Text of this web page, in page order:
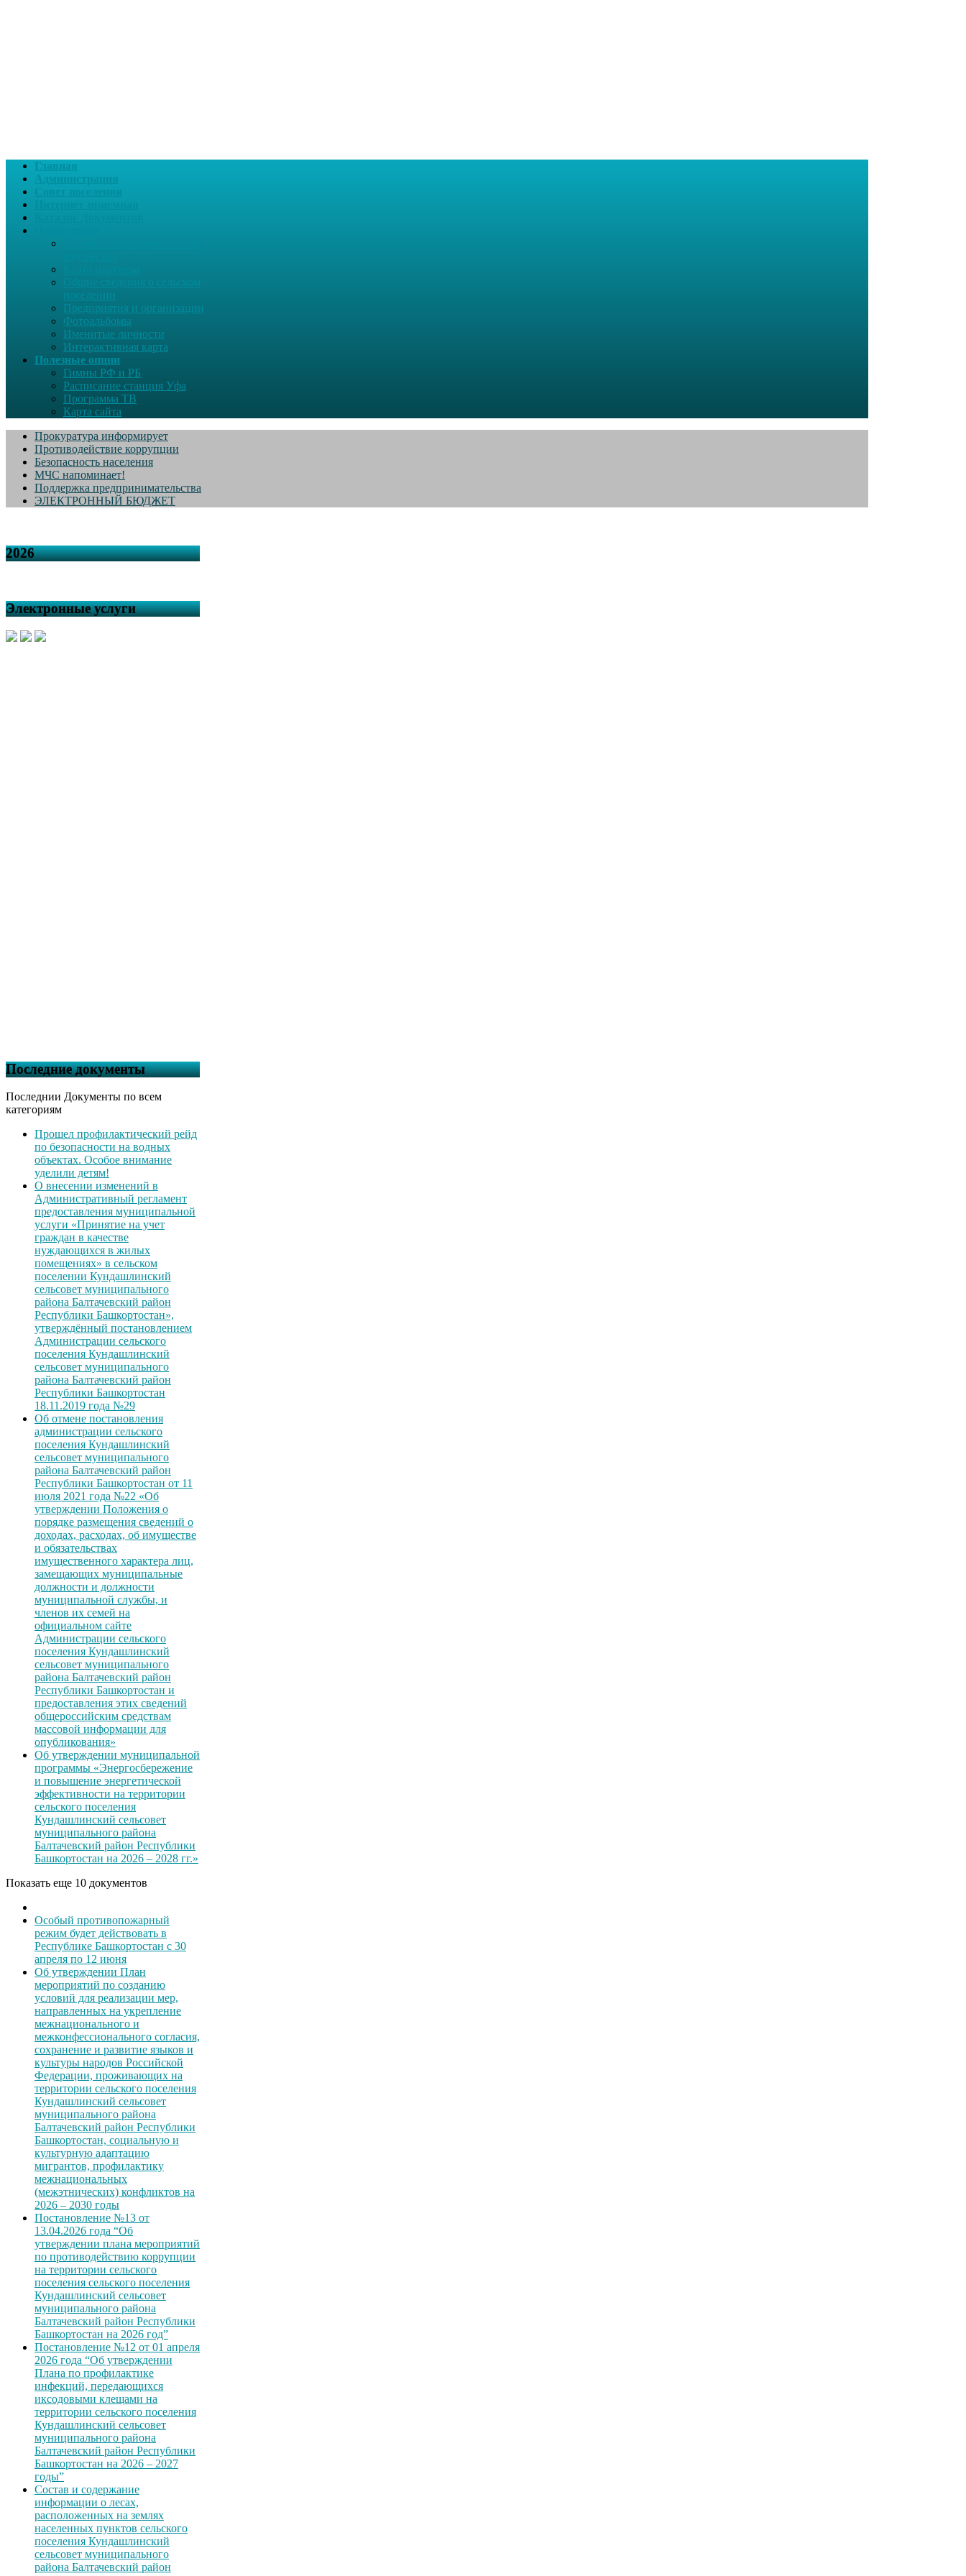
Главная
Администрация
поселении
Предприятия и организации
Фотоальбомы
Именитые личности
Интерактивная карта
Полезные опции
Гимны РФ и РБ
Расписание станция Уфа
Программа ТВ
Карта сайта
Прокуратура информирует
Противодействие коррупции
Безопасность населения
МЧС напоминает!
Поддержка предпринимательства
ЭЛЕКТРОННЫЙ БЮДЖЕТ
2026
Электронные услуги
Последние документы
Последнии Документы по всем
категориям
Прошел профилактический рейд
по безопасности на водных
объектах. Особое внимание
уделили детям!
О внесении изменений в
Административный регламент
предоставления муниципальной
услуги «Принятие на учет
граждан в качестве
нуждающихся в жилых
помещениях» в сельском
поселении Кундашлинский
сельсовет муниципального
района Балтачевский район
Республики Башкортостан»,
утверждённый постановлением
Администрации сельского
поселения Кундашлинский
сельсовет муниципального
района Балтачевский район
Республики Башкортостан
18.11.2019 года №29
Об отмене постановления
администрации сельского
поселения Кундашлинский
сельсовет муниципального
района Балтачевский район
Республики Башкортостан от 11
июля 2021 года №22 «Об
утверждении Положения о
порядке размещения сведений о
доходах, расходах, об имуществе
и обязательствах
имущественного характера лиц,
замещающих муниципальные
должности и должности
муниципальной службы, и
членов их семей на
официальном сайте
Администрации сельского
поселения Кундашлинский
сельсовет муниципального
района Балтачевский район
Республики Башкортостан и
предоставления этих сведений
общероссийским средствам
массовой информации для
опубликования»
Об утверждении муниципальной
программы «Энергосбережение
и повышение энергетической
эффективности на территории
сельского поселения
Кундашлинский сельсовет
муниципального района
Балтачевский район Республики
Башкортостан на 2026 – 2028 гг.»
Показать еще 10 документов
Особый противопожарный
режим будет действовать в
Республике Башкортостан с 30
апреля по 12 июня
Об утверждении План
мероприятий по созданию
условий для реализации мер,
направленных на укрепление
межнационального и
межконфессионального согласия,
сохранение и развитие языков и
культуры народов Российской
Федерации, проживающих на
территории сельского поселения
Кундашлинский сельсовет
муниципального района
Балтачевский район Республики
Башкортостан, социальную и
культурную адаптацию
мигрантов, профилактику
межнациональных
(межэтнических) конфликтов на
2026 – 2030 годы
Постановление №13 от
13.04.2026 года “Об
утверждении плана мероприятий
по противодействию коррупции
на территории сельского
поселения сельского поселения
Кундашлинский сельсовет
муниципального района
Балтачевский район Республики
Башкортостан на 2026 год”
Постановление №12 от 01 апреля
2026 года “Об утверждении
Плана по профилактике
инфекций, передающихся
иксодовыми клещами на
территории сельского поселения
Кундашлинский сельсовет
муниципального района
Балтачевский район Республики
Башкортостан на 2026 – 2027
годы”
Состав и содержание
информации о лесах,
расположенных на землях
населенных пунктов сельского
поселения Кундашлинский
сельсовет муниципального
района Балтачевский район